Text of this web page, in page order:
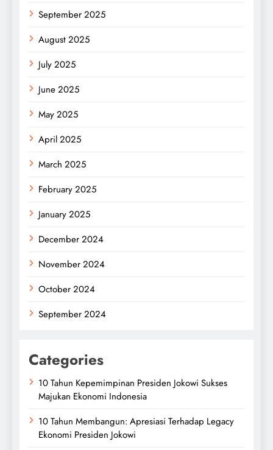
September 2025
August 2025
July 2025
June 2025
May 2025
April 2025
March 2025
February 2025
January 2025
December 2024
November 2024
October 2024
September 2024
Categories
10 Tahun Kepemimpinan Presiden Jokowi Sukses
Majukan Ekonomi Indonesia
10 Tahun Membangun: Apresiasi Terhadap Legacy
Ekonomi Presiden Jokowi